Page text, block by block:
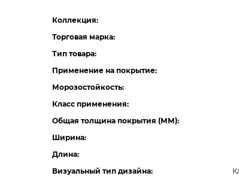
Коллекция:
Торговая марка:
Тип товара:
Применение на покрытие:
Морозостойкость:
Класс применения:
Общая толщина покрытия (ММ):
Ширина:
Длина:
Визуальный тип дизайна: